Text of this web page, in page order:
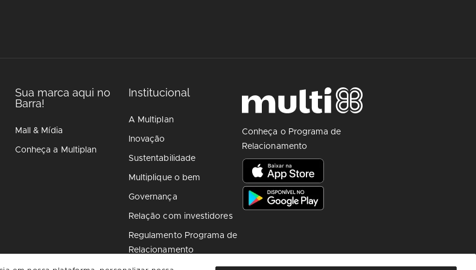
Sua marca aqui no
Barra!
Mall & Mídia
Conheça a Multiplan
Institucional
A Multiplan
Inovação
Sustentabilidade
Multiplique o bem
Governança
Relação com investidores
Regulamento Programa de
Relacionamento
Conheça o Programa de
Relacionamento